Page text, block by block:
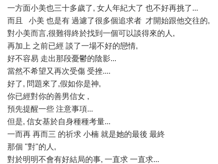
一方面小美也三十多歲了, 女人年紀大了 也不好再挑了...
而且 小美 也是有 過濾了很多個追求者 才開始跟他交往的,
對小美而言,很難得終於找到一個可以談得來的人,
再加上 之前已經 談了一場不好的戀情,
好不容易 走出那段憂鬱的陰影...
當然不希望又再次受傷 受挫....
好了, 問題來了,假如你是神,
你已經對你的善男信女 ,
預先提醒一些 注意事項...
但是, 信女基於自身種種考量...
一而再 再而三 的祈求 小楠 就是她的最後 最終
那個 "對"的人,
對於明明不會有好結局的事, 一直求 一直求...